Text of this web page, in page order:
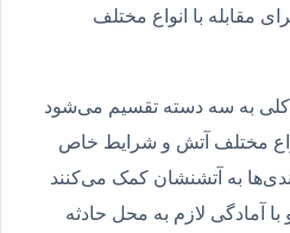
مقابله با انواع مختلف
به سه دسته تقسیم می‌شود
مختلف آتش و شرایط خاص
به آتشنشان کمک می‌کنند
آمادگی لازم به محل حادثه